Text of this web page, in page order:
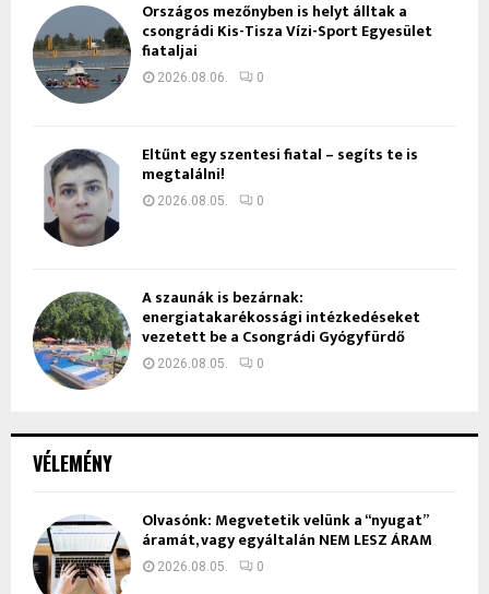
VÉLEMÉNY
Olvasónk: Megvetetik velünk a “nyugat”
áramát, vagy egyáltalán NEM LESZ ÁRAM
2026.08.05. 0
Országos mezőnyben is helyt álltak a
csongrádi Kis-Tisza Vízi-Sport Egyesület
fiataljai
2026.08.06. 0
Eltűnt egy szentesi fiatal – segíts te is
megtalálni!
2026.08.05. 0
A szaunák is bezárnak:
energiatakarékossági intézkedéseket
vezetett be a Csongrádi Gyógyfürdő
2026.08.05. 0